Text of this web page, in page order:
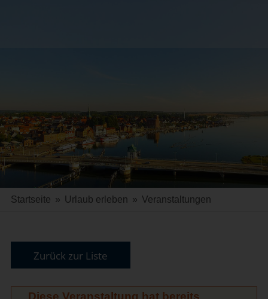
Startseite » Urlaub erleben » Veranstaltungen
Zurück zur Liste
Diese Veranstaltung hat bereits